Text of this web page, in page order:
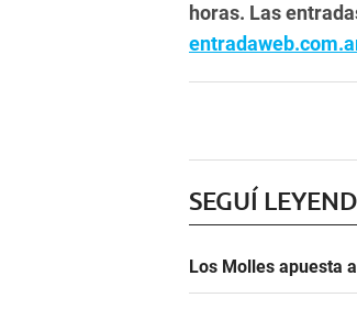
horas. Las
SEGUÍ
Los Molles apuesta